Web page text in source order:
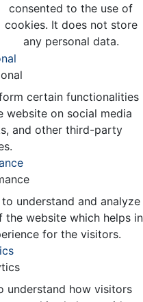
consented to the use of
cookies. It does not store
any personal data.
certain functionalities
website on social media
and other third-party
understand and analyze
website which helps in
for the visitors.
understand how visitors